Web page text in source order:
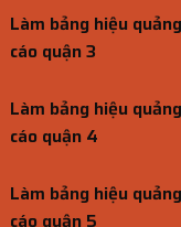
Làm bảng hiệu quảng
cáo quận 3
Làm bảng hiệu quảng
cáo quận 4
Làm bảng hiệu quảng
cáo quận 5